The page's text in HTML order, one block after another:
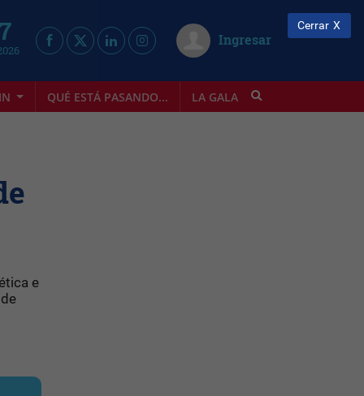
Ingresar
QUÉ ESTÁ PASANDO... LA GALA INFOSTYLE
e
Cerrar